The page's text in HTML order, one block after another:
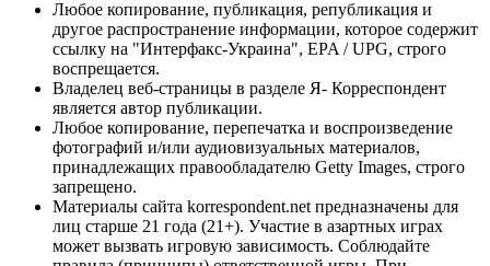
Любое копирование, публикация, републикация и
другое распространение информации, которое содержит
ссылку на "Интерфакс-Украина", EPA / UPG, строго
воспрещается.
Владелец веб-страницы в разделе Я- Корреспондент
является автор публикации.
Любое копирование, перепечатка и воспроизведение
фотографий и/или аудиовизуальных материалов,
принадлежащих правообладателю Getty Images, строго
запрещено.
Материалы сайта korrespondent.net предназначены для
лиц старше 21 года (21+). Участие в азартных играх
может вызвать игровую зависимость. Соблюдайте